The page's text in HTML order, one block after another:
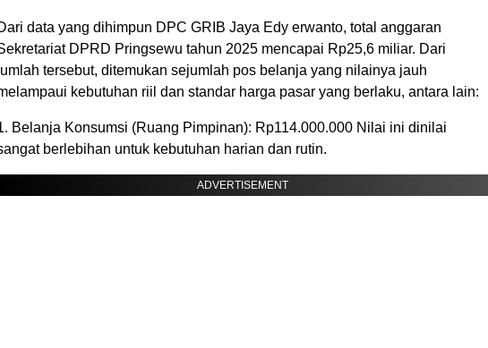
data yang dihimpun DPC GRIB Jaya Edy erwanto, total anggaran
DPRD Pringsewu tahun 2025 mencapai Rp25,6 miliar. Dari
tersebut, ditemukan sejumlah pos belanja yang nilainya jauh
kebutuhan riil dan standar harga pasar yang berlaku, antara lain:
Belanja Konsumsi (Ruang Pimpinan): Rp114.000.000 Nilai ini dinilai
berlebihan untuk kebutuhan harian dan rutin.
ADVERTISEMENT